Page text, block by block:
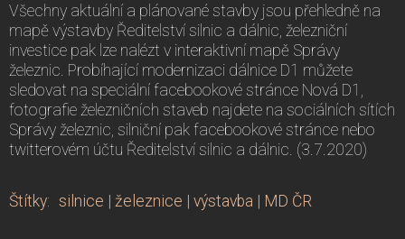
Všechny aktuální a plánované stavby jsou přehledně na
mapě výstavby Ředitelství silnic a dálnic, železniční
investice pak lze nalézt v interaktivní mapě Správy
železnic. Probíhající modernizaci dálnice D1 můžete
sledovat na speciální facebookové stránce Nová D1,
fotografie železničních staveb najdete na sociálních sítích
Správy železnic, silniční pak facebookové stránce nebo
twitterovém účtu Ředitelství silnic a dálnic. (3.7.2020)
Štítky: silnice | železnice | výstavba | MD ČR